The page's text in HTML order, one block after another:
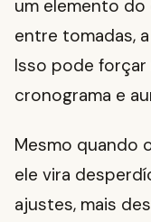
um elemento
entre tomadas,
Isso pode forçar
cronograma e
Mesmo quando
ele vira
ajustes, mais